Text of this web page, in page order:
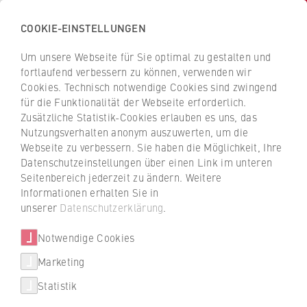
Z
u
ü
k
u
S
a
H
c
h
s
c
h
u
l
e
f
r
W
i
r
Z
u
r
ü
c
k
z
u
r
t
a
t
Über uns
Personen und Kontakte
Filtern / suchen
T0 Ergebnisse
COOKIE-EINSTELLUNGEN
Um unsere Webseite für Sie optimal zu gestalten und
fortlaufend verbessern zu können, verwenden wir
Cookies. Technisch notwendige Cookies sind zwingend
für die Funktionalität der Webseite erforderlich.
Zusätzliche Statistik-Cookies erlauben es uns, das
Nutzungsverhalten anonym auszuwerten, um die
Webseite zu verbessern. Sie haben die Möglichkeit, Ihre
Datenschutzeinstellungen über einen Link im unteren
Seitenbereich jederzeit zu ändern. Weitere
Informationen erhalten Sie in
unserer Datenschutzerklärung
Notwendige Cookies
Marketing
Statistik